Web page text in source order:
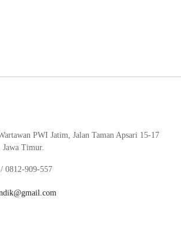
PWI Jatim, Jalan Taman Apsari 15-17
Jawa Timur.
0812-909-557